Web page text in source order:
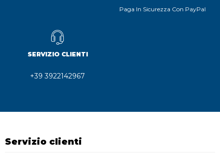
Paga In Sicurezza Con PayPal
SERVIZIO CLIENTI
+39 3922142967
Servizio clienti